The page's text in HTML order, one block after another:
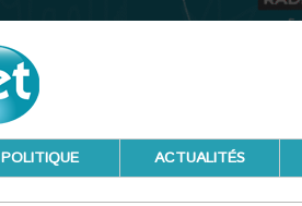
POLITIQUE ACTUALITÉS